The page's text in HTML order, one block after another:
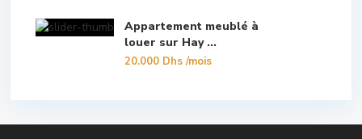
Appartement meublé à
louer sur Hay ...
20.000 Dhs/mois